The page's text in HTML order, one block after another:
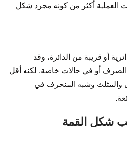
العملية أكثر من كونه مجرد شكل
أو قريبة من الدائرة، وقد
أو في حالات خاصة. لكنه أقل
والمثلث وشبه المنحرف في
شكل القمة